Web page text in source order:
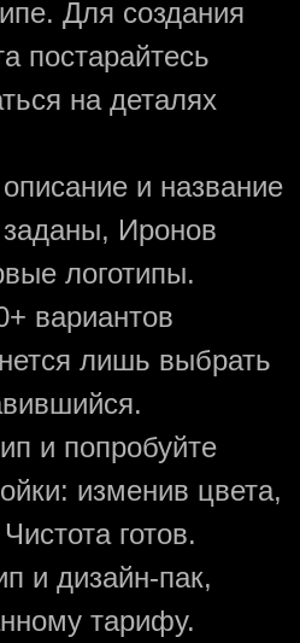
Для создания
постарайтесь
на деталях
и название
Иронов
логотипы.
вариантов
лишь выбрать
и попробуйте
изменив цвета,
готов.
и дизайн-пак,
тарифу.